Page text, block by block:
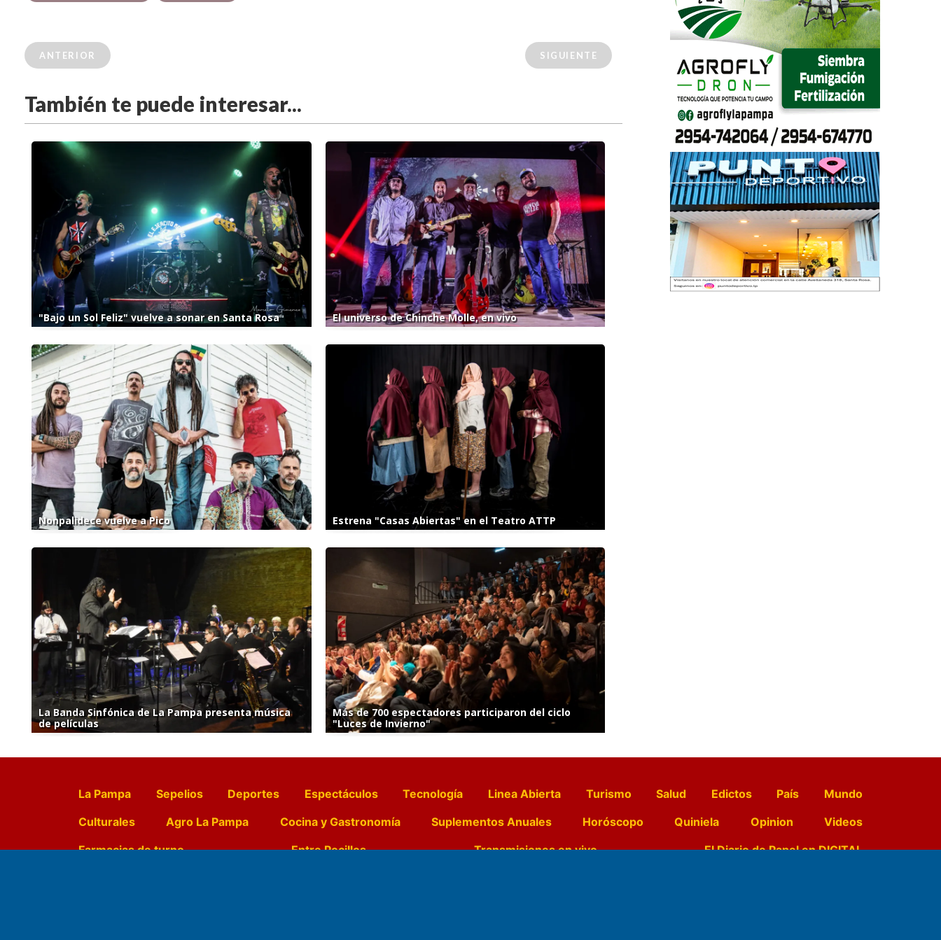
ANTERIOR SIGUIENTE
También te puede interesar...
"Bajo un Sol Feliz" vuelve a sonar en Santa Rosa El universo de Chinche Molle, en vivo
Nonpalidece vuelve a Pico Estrena "Casas Abiertas" en el Teatro ATTP
La Banda Sinfónica de La Pampa presenta música
de películas
Más de 700 espectadores participaron del ciclo
"Luces de Invierno"
La Pampa Sepelios Deportes Espectáculos Tecnología Linea Abierta Turismo Salud Edictos País
Mundo
Culturales
Agro La Pampa Cocina y Gastronomía Suplementos Anuales Horóscopo Quiniela Opinion
Videos
Farmacias de turno
Entre Pocillos Transmisiones en vivo El Diario de Papel en DIGITAL